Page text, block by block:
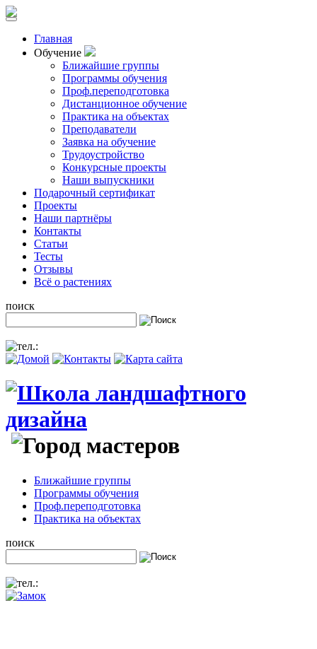
Главная
Обучение
Ближайшие группы
Программы обучения
Проф.переподготовка
Дистанционное обучение
Практика на объектах
Преподаватели
Заявка на обучение
Трудоустройство
Конкурсные проекты
Наши выпускники
Подарочный сертификат
Проекты
Наши партнёры
Контакты
Статьи
Тесты
Отзывы
Всё о растениях
поиск
Ближайшие группы
Программы обучения
Проф.переподготовка
Практика на объектах
поиск